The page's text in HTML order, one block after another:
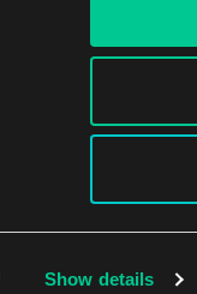
Show details